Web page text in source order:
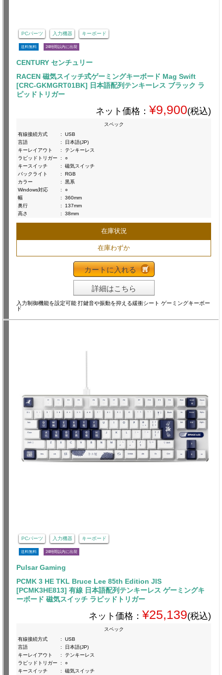
PCパーツ 入力機器 キーボード
送料無料 24時間以内に出荷
CENTURY センチュリー
RACEN 磁気スイッチ式ゲーミングキーボード Mag Swift
[CRC-GKMGRT01BK] 日本語配列テンキーレス ブラック ラ
ピッドトリガー
ネット価格： ¥9,900(税込)
スペック
有線接続方式
:
USB
言語
:
日本語(JP)
キーレイアウト
:
テンキーレス
ラピッドトリガー
:
○
キースイッチ
:
磁気スイッチ
バックライト
:
RGB
カラー
:
黒系
Windows対応
:
○
幅
:
360mm
奥行
:
137mm
高さ
: 38mm
在庫状況
在庫わずか
カートに入れる
詳細はこちら
入力制御機能を設定可能 打鍵音や振動を抑える緩衝シート ゲーミングキーボー
ド
PCパーツ 入力機器 キーボード
送料無料 24時間以内に出荷
Pulsar Gaming
PCMK 3 HE TKL Bruce Lee 85th Edition JIS
[PCMK3HE813] 有線 日本語配列テンキーレス ゲーミングキ
ーボード 磁気スイッチ ラピッドトリガー
ネット価格： ¥25,139(税込)
スペック
有線接続方式
:
USB
言語
:
日本語(JP)
キーレイアウト
:
テンキーレス
ラピッドトリガー
:
○
キースイッチ
:
磁気スイッチ